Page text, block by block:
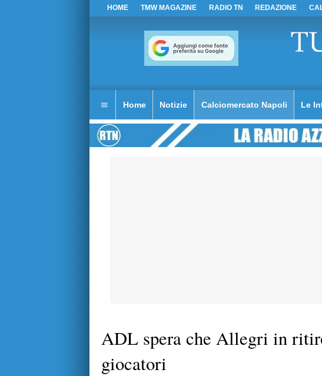
HOME TMW MAGAZINE RADIO TN REDAZIONE
Home Notizie Calciomercato Napoli Le
ADL spera che Allegri in
giocatori